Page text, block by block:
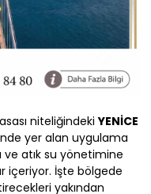
niteliğindekiYENİCE
yer alan uygulama
atık su yönetimine
içeriyor. İşte bölgede
yakından